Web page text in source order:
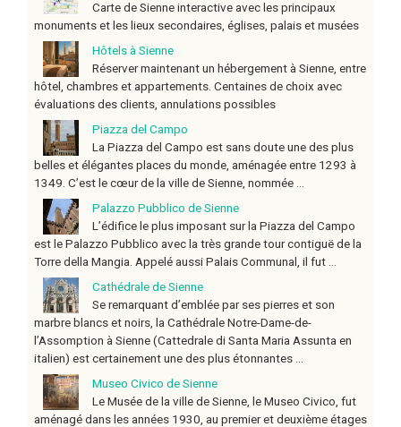
Carte de Sienne interactive avec les principaux
monuments et les lieux secondaires, églises, palais et musées
Hôtels à Sienne
Réserver maintenant un hébergement à Sienne, entre
hôtel, chambres et appartements. Centaines de choix avec
évaluations des clients, annulations possibles
Piazza del Campo
La Piazza del Campo est sans doute une des plus
belles et élégantes places du monde, aménagée entre 1293 à
1349. C’est le cœur de la ville de Sienne, nommée ...
Palazzo Pubblico de Sienne
L’édifice le plus imposant sur la Piazza del Campo
est le Palazzo Pubblico avec la très grande tour contiguë de la
Torre della Mangia. Appelé aussi Palais Communal, il fut ...
Cathédrale de Sienne
Se remarquant d’emblée par ses pierres et son
marbre blancs et noirs, la Cathédrale Notre-Dame-de-
l’Assomption à Sienne (Cattedrale di Santa Maria Assunta en
italien) est certainement une des plus étonnantes ...
Museo Civico de Sienne
Le Musée de la ville de Sienne, le Museo Civico, fut
aménagé dans les années 1930, au premier et deuxième étages